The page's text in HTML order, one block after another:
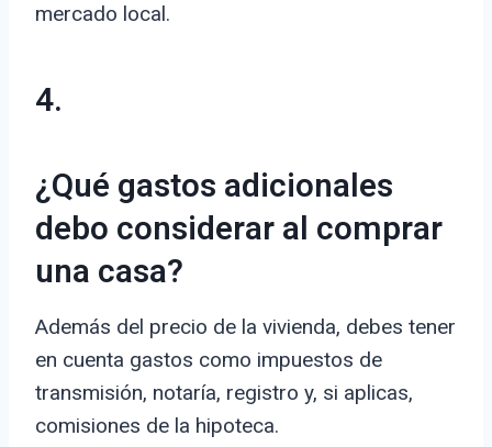
mercado local.
4.
¿Qué gastos adicionales
debo considerar al comprar
una casa?
Además del precio de la vivienda, debes tener
en cuenta gastos como impuestos de
transmisión, notaría, registro y, si aplicas,
comisiones de la hipoteca.